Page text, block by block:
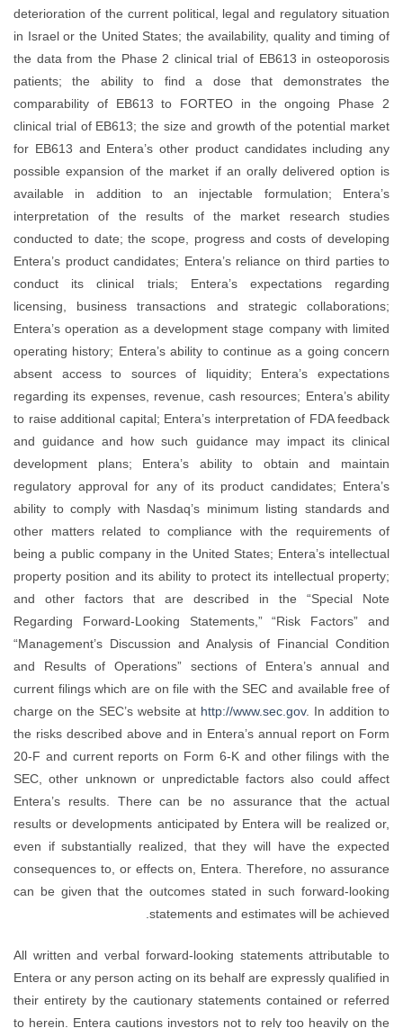
deterioration of the current political, legal and regulatory situation
in Israel or the United States; the availability, quality and timing of
the data from the Phase 2 clinical trial of EB613 in osteoporosis
patients; the ability to find a dose that demonstrates the
comparability of EB613 to FORTEO in the ongoing Phase 2
clinical trial of EB613; the size and growth of the potential market
for EB613 and Entera’s other product candidates including any
possible expansion of the market if an orally delivered option is
available in addition to an injectable formulation; Entera’s
interpretation of the results of the market research studies
conducted to date; the scope, progress and costs of developing
Entera’s product candidates; Entera’s reliance on third parties to
conduct its clinical trials; Entera’s expectations regarding
licensing, business transactions and strategic collaborations;
Entera’s operation as a development stage company with limited
operating history; Entera’s ability to continue as a going concern
absent access to sources of liquidity; Entera’s expectations
regarding its expenses, revenue, cash resources; Entera’s ability
to raise additional capital; Entera’s interpretation of FDA feedback
and guidance and how such guidance may impact its clinical
development plans; Entera’s ability to obtain and maintain
regulatory approval for any of its product candidates; Entera’s
ability to comply with Nasdaq’s minimum listing standards and
other matters related to compliance with the requirements of
being a public company in the United States; Entera’s intellectual
property position and its ability to protect its intellectual property;
and other factors that are described in the “Special Note
Regarding Forward-Looking Statements,” “Risk Factors” and
“Management’s Discussion and Analysis of Financial Condition
and Results of Operations” sections of Entera’s annual and
current filings which are on file with the SEC and available free of
charge on the SEC’s website at http://www.sec.gov. In addition to
the risks described above and in Entera’s annual report on Form
20-F and current reports on Form 6-K and other filings with the
SEC, other unknown or unpredictable factors also could affect
Entera’s results. There can be no assurance that the actual
results or developments anticipated by Entera will be realized or,
even if substantially realized, that they will have the expected
consequences to, or effects on, Entera. Therefore, no assurance
can be given that the outcomes stated in such forward-looking
statements and estimates will be achieved.
All written and verbal forward-looking statements attributable to
Entera or any person acting on its behalf are expressly qualified in
their entirety by the cautionary statements contained or referred
to herein. Entera cautions investors not to rely too heavily on the